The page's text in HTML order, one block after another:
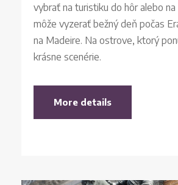
vybrať na turistiku do hôr alebo
môže vyzerať bežný deň počas
na Madeire. Na ostrove, ktorý
krásne scenérie.
More details